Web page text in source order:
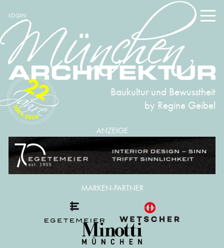
LOGIN
Baukultur und Bewusstheit
by Regine Geibel
2004-2026
22
ANZEIGE